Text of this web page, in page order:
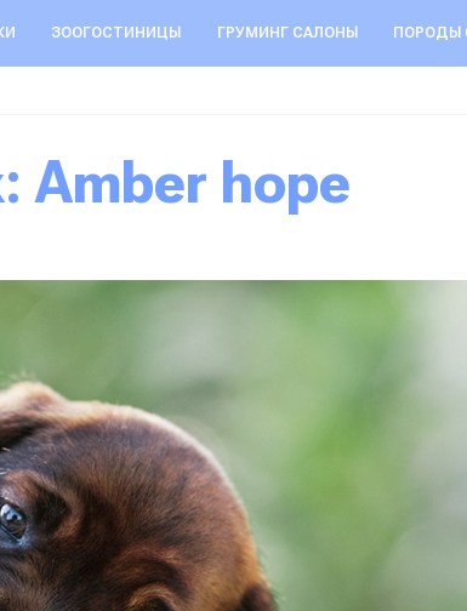
ЗООГОСТИНИЦЫ ГРУМИНГ САЛОНЫ ПОРОДЫ
Amber hope